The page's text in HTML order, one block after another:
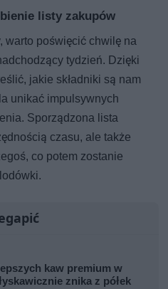
listy zakupów
warto poświęcić chwilę na
tydzień. Dzięki
jakie składniki są nam
unikać impulsywnych
Sporządzona lista
czasu, ale także
co potem zostanie
kaw premium w
znika z półek